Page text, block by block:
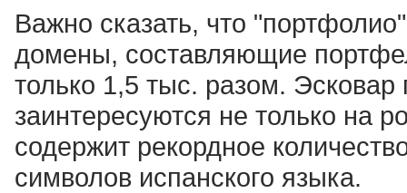
Важно сказать, что
домены, составляющие
только 1,5 тыс. разом. Эсковар
заинтересуются не только на
содержит рекордное
символов испанского языка.